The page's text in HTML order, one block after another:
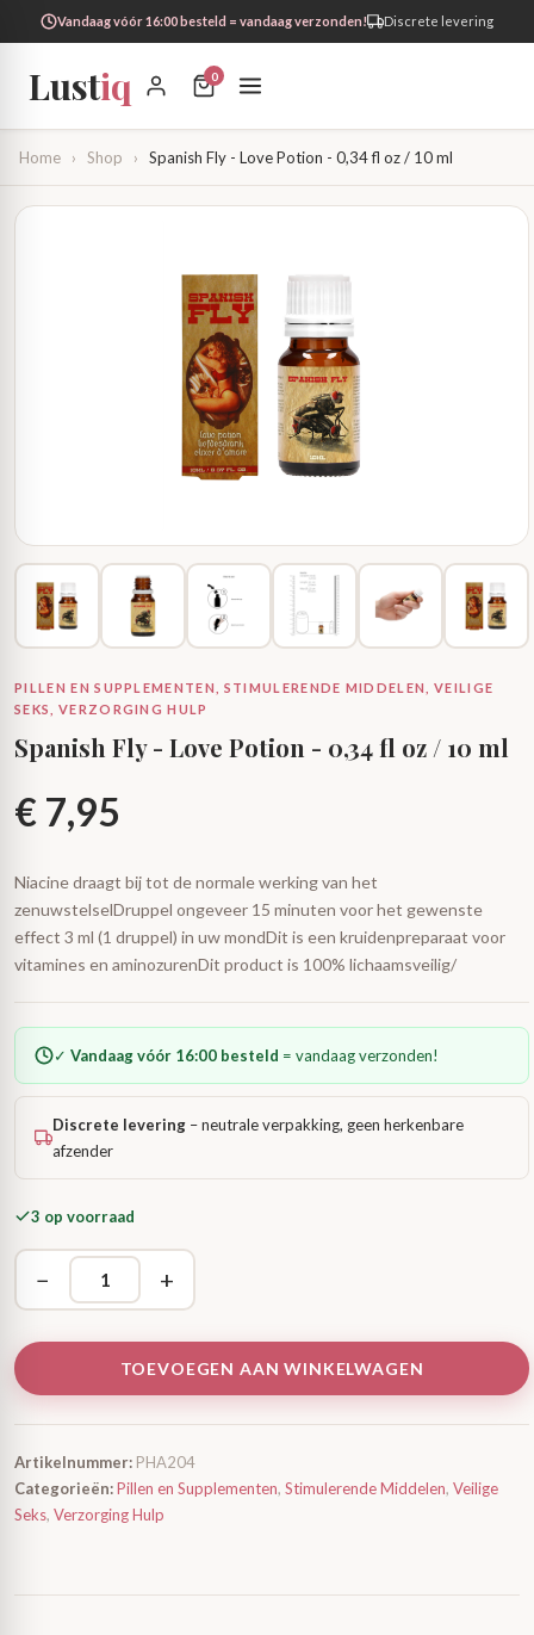
Vandaag vóór 16:00 besteld = vandaag verzonden! Discrete levering
Lustiq 0
Home › Shop › Spanish Fly - Love Potion - 0,34 fl oz / 10 ml
PILLEN EN SUPPLEMENTEN, STIMULERENDE MIDDELEN, VEILIGE
SEKS, VERZORGING HULP
Spanish Fly - Love Potion - 0,34 fl oz / 10 ml
€ 7,95
Niacine draagt ​​bij tot de normale werking van het
zenuwstelselDruppel ongeveer 15 minuten voor het gewenste
effect 3 ml (1 druppel) in uw mondDit is een kruidenpreparaat voor
vitamines en aminozurenDit product is 100% lichaamsveilig/
✓ Vandaag vóór 16:00 besteld = vandaag verzonden!
Discrete levering – neutrale verpakking, geen herkenbare
afzender
3 op voorraad
− +
TOEVOEGEN AAN WINKELWAGEN
Artikelnummer: PHA204
Categorieën:Pillen en Supplementen, Stimulerende Middelen, Veilige
Seks, Verzorging Hulp